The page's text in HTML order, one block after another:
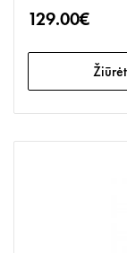
129.00€